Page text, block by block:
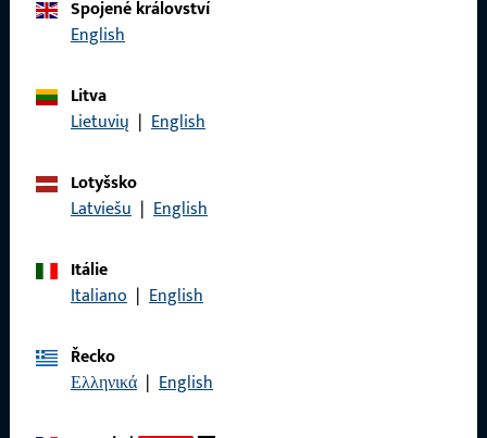
Spojené království
English
Litva
Lietuvių | English
Lotyšsko
Latviešu | English
Itálie
Italiano | English
Řecko
Ελληνικά | English